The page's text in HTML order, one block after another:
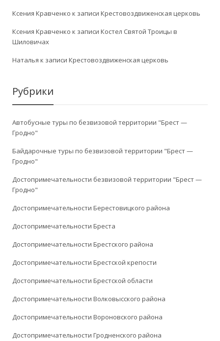
Ксения Кравченко к записи Крестовоздвиженская церковь
Ксения Кравченко к записи Костел Святой Троицы в
Шиловичах
Наталья к записи Крестовоздвиженская церковь
Рубрики
Автобусные туры по безвизовой территории "Брест —
Гродно"
Байдарочные туры по безвизовой территории "Брест —
Гродно"
Достопримечательности безвизовой территории "Брест —
Гродно"
Достопримечательности Берестовицкого района
Достопримечательности Бреста
Достопримечательности Брестского района
Достопримечательности Брестской крепости
Достопримечательности Брестской области
Достопримечательности Волковысского района
Достопримечательности Вороновского района
Достопримечательности Гродненского района